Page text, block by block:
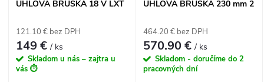
UHLOVÁ BRÚSKA 18 V LXT
121.10 € bez DPH
149 €/ ks
Skladom u nás – zajtra u
vás ⏱️
UHLOVÁ BRÚSKA 230 mm 2
464.20 € bez DPH
570.90 €/ ks
Skladom - doručíme do 2
pracovných dní